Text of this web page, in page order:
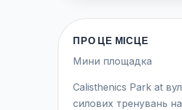
ПРО ЦЕ МІСЦЕ
Мини площадка
Calisthenics Park at
силових тренувань